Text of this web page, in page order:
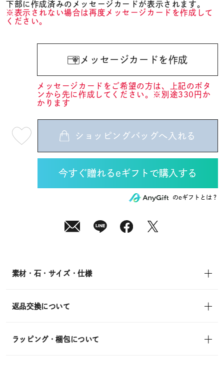
下部に作成済みのメッセージカードが表示されます。
※表示されない場合は再度メッセージカードを作成して
ください。
メッセージカードを作成
メッセージカードをご希望の方は、上記のボタ
ンから先に作成してください。※別途330円か
かります
08
月
in)
ショッピングバッグへ入れる
のeギフトとは？
素材・石・サイズ・仕様
返品交換について
ラッピング・梱包について